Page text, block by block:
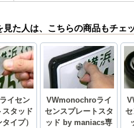
見た人は、こちらの商品もチェ
イセン
スタッド
イプ）
VWmonochroライ
センスプレートスタ
ッド by maniacs専